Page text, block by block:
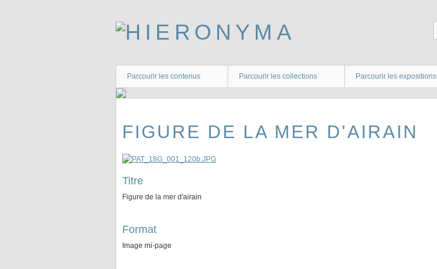
Parcourir les contenus Parcourir les collections Parcourir les expositions
FIGURE DE LA MER D'AIRAIN
Titre
Figure de la mer d'airain
Format
Image mi-page